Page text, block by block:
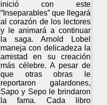
inició con este
“Inseparables” que llegará
al corazón de los lectores
y le animará a continuar
la saga. Arnold Lobel
maneja con delicadeza la
amistad en su creación
más célebre. A pesar de
que otras obras le
reportaron galardones,
Sapo y Sepo le brindaron
la fama. Cada libro